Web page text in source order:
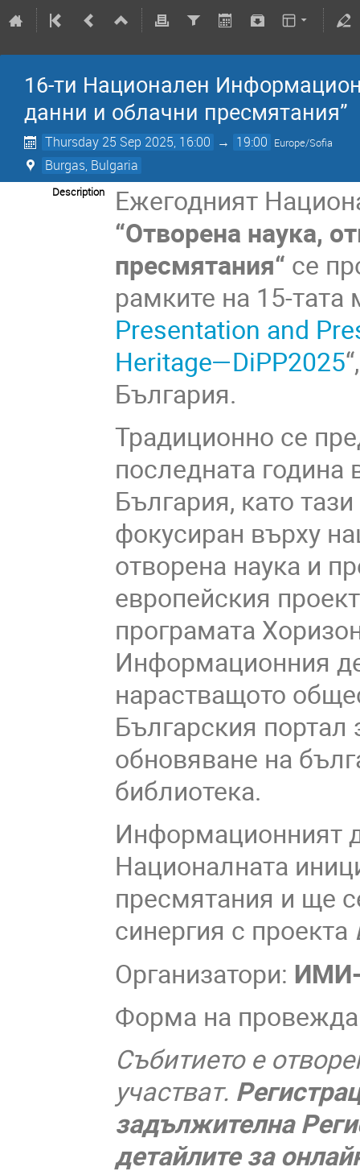
16-ти Национален
данни и oблачни пресмятания”
Thursday 25 Sep 2025, 16:00 → 19:00 Europe/Sofia
Burgas, Bulgaria
Description
Ежегодният
“Отворена наука, o
пресмятания“ се
рамките на 15-
Presentation and
Heritage—DiPP2025
България.
Традиционно се
последната година
България, като
фокусиран върху
отворена наука и
европейския
програмата
Информационния
нарастващото
Българския портал
обновяване на
библиотека.
Информационният
Националната
пресмятания и ще
синергия с проекта
Организатори:
Форма на
Събитието е
участват.
задължителна
детайлите за